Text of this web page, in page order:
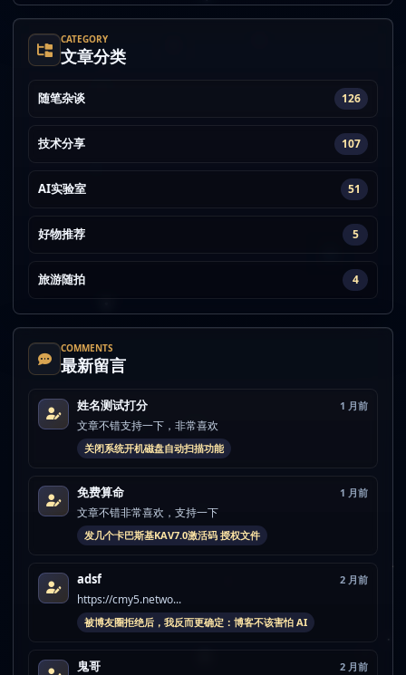
CATEGORY
文章分类
随笔杂谈 126
技术分享 107
AI实验室 51
好物推荐 5
旅游随拍 4
COMMENTS
最新留言
姓名测试打分 1 月前
文章不错支持一下，非常喜欢
关闭系统开机磁盘自动扫描功能
免费算命 1 月前
文章不错非常喜欢，支持一下
发几个卡巴斯基KAV7.0激活码 授权文件
adsf 2 月前
https://cmy5.netwo...
被博友圈拒绝后，我反而更确定：博客不该害怕 AI
鬼哥 2 月前